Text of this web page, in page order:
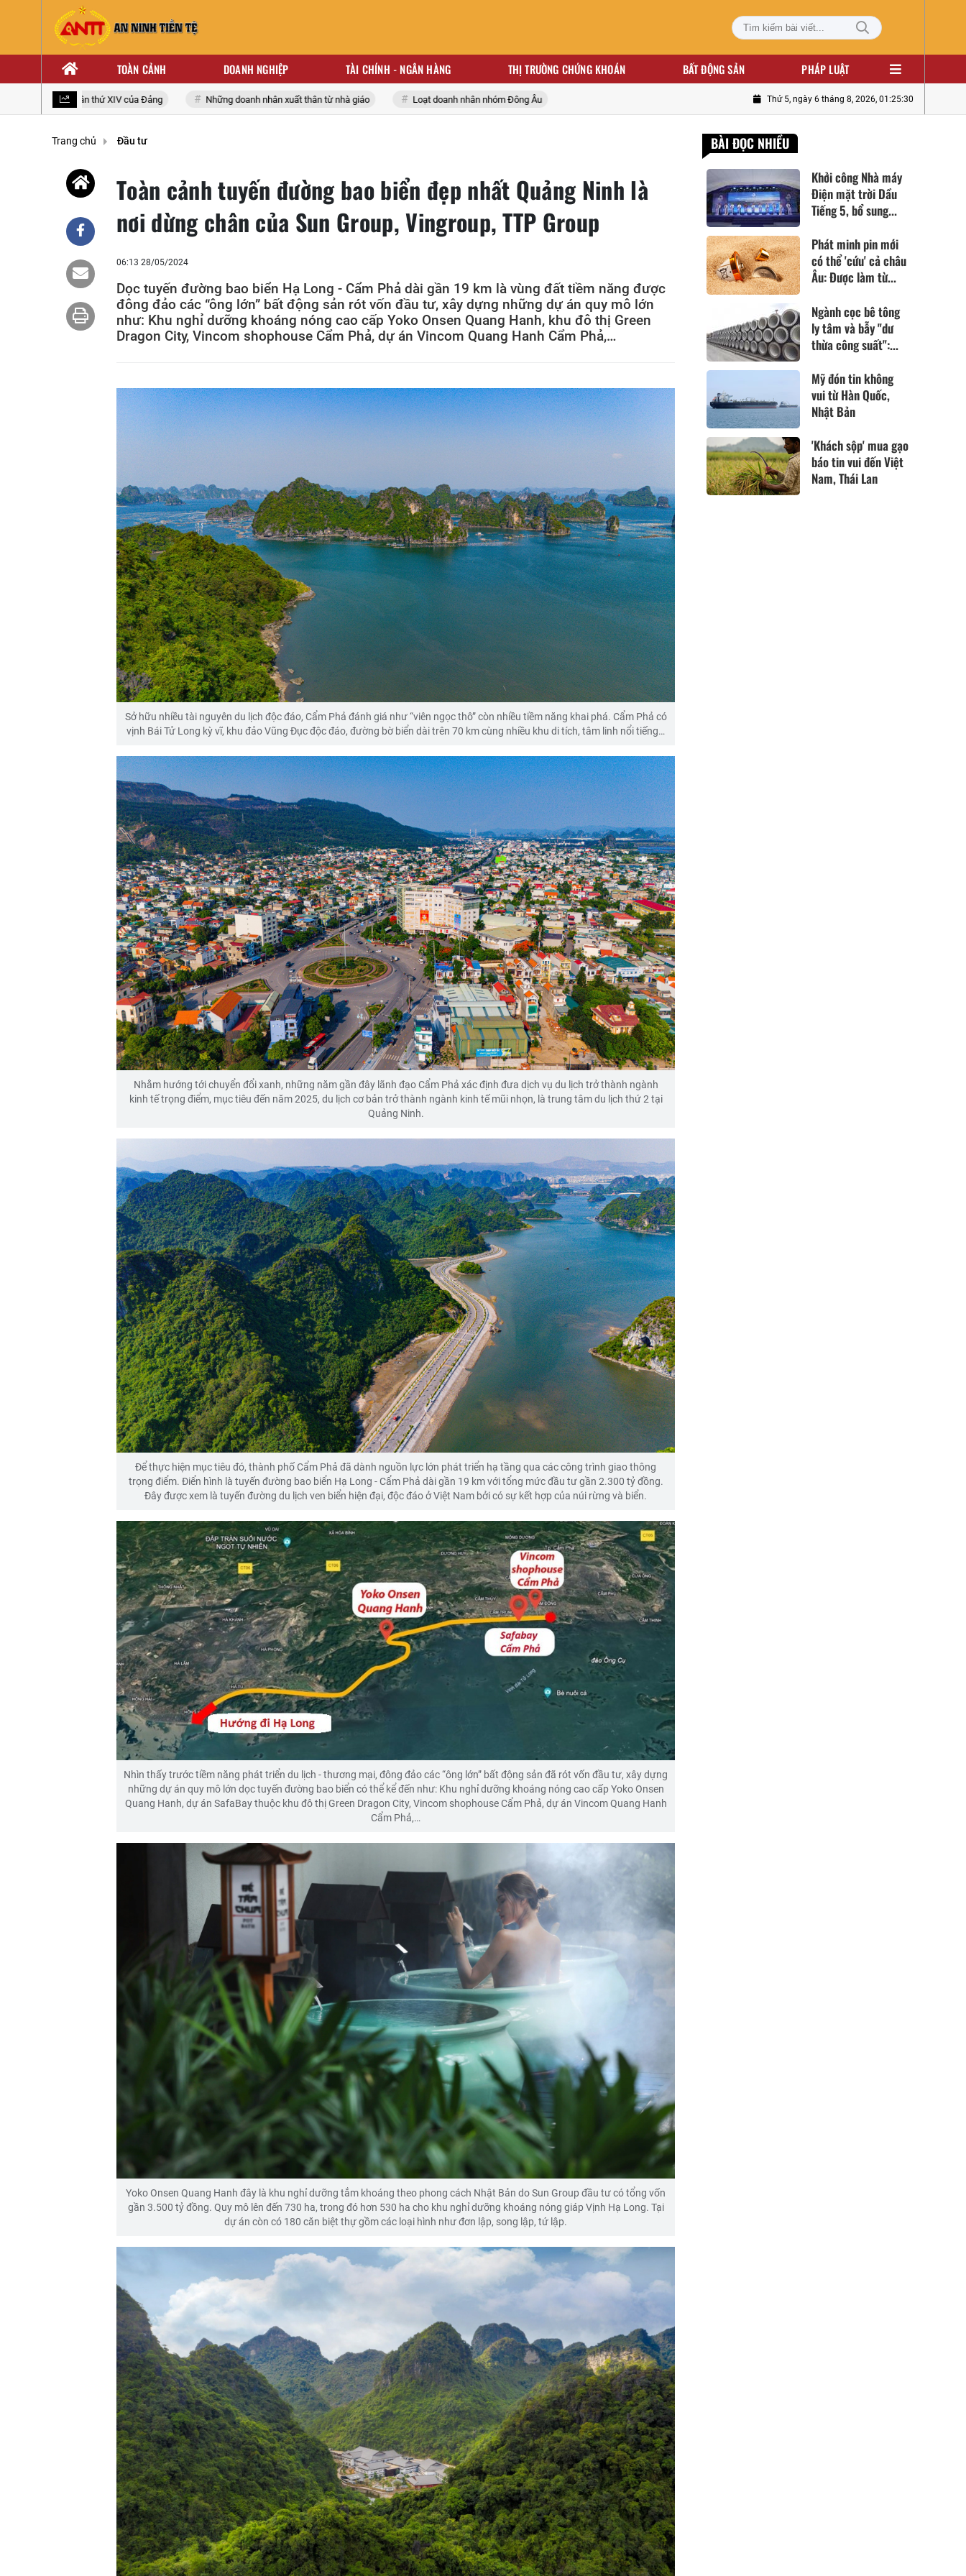
TOÀN CẢNH DOANH NGHIỆP TÀI CHÍNH - NGÂN HÀNG THỊ TRƯỜNG CHỨNG KHOÁN BẤT ĐỘNG SẢN PHÁP LUẬT
quốc lần thứ XIV của Đảng Những doanh nhân xuất thân từ nhà giáo Loạt doanh nhân nhóm Đông Âu Thứ 5, ngày 6 tháng 8, 2026, 01:25:32
Trang chủ Đầu tư
Toàn cảnh tuyến đường bao biển đẹp nhất Quảng Ninh là
nơi dừng chân của Sun Group, Vingroup, TTP Group
06:13 28/05/2024
Dọc tuyến đường bao biển Hạ Long - Cẩm Phả dài gần 19 km là vùng đất tiềm năng được
đông đảo các “ông lớn” bất động sản rót vốn đầu tư, xây dựng những dự án quy mô lớn
như: Khu nghỉ dưỡng khoáng nóng cao cấp Yoko Onsen Quang Hanh, khu đô thị Green
Dragon City, Vincom shophouse Cẩm Phả, dự án Vincom Quang Hanh Cẩm Phả,…
Sở hữu nhiều tài nguyên du lịch độc đáo, Cẩm Phả đánh giá như “viên ngọc thô” còn nhiều tiềm năng khai phá. Cẩm Phả có
vịnh Bái Tử Long kỳ vĩ, khu đảo Vũng Đục độc đáo, đường bờ biển dài trên 70 km cùng nhiều khu di tích, tâm linh nổi tiếng…
Nhằm hướng tới chuyển đổi xanh, những năm gần đây lãnh đạo Cẩm Phả xác định đưa dịch vụ du lịch trở thành ngành
kinh tế trọng điểm, mục tiêu đến năm 2025, du lịch cơ bản trở thành ngành kinh tế mũi nhọn, là trung tâm du lịch thứ 2 tại
Quảng Ninh.
Để thực hiện mục tiêu đó, thành phố Cẩm Phả đã dành nguồn lực lớn phát triển hạ tầng qua các công trình giao thông
trọng điểm. Điển hình là tuyến đường bao biển Hạ Long - Cẩm Phả dài gần 19 km với tổng mức đầu tư gần 2.300 tỷ đồng.
Đây được xem là tuyến đường du lịch ven biển hiện đại, độc đáo ở Việt Nam bởi có sự kết hợp của núi rừng và biển.
Nhìn thấy trước tiềm năng phát triển du lịch - thương mại, đông đảo các “ông lớn” bất động sản đã rót vốn đầu tư, xây dựng
những dự án quy mô lớn dọc tuyến đường bao biển có thể kể đến như: Khu nghỉ dưỡng khoáng nóng cao cấp Yoko Onsen
Quang Hanh, dự án SafaBay thuộc khu đô thị Green Dragon City, Vincom shophouse Cẩm Phả, dự án Vincom Quang Hanh
Cẩm Phả,…
Yoko Onsen Quang Hanh đây là khu nghỉ dưỡng tắm khoáng theo phong cách Nhật Bản do Sun Group đầu tư có tổng vốn
gần 3.500 tỷ đồng. Quy mô lên đến 730 ha, trong đó hơn 530 ha cho khu nghỉ dưỡng khoáng nóng giáp Vịnh Hạ Long. Tại
dự án còn có 180 căn biệt thự gồm các loại hình như đơn lập, song lập, tứ lập.
BÀI ĐỌC NHIỀU
Khởi công Nhà máy
Điện mặt trời Dầu
Tiếng 5, bổ sung...
Phát minh pin mới
có thể 'cứu' cả châu
Âu: Được làm từ...
Ngành cọc bê tông
ly tâm và bẫy "dư
thừa công suất":...
Mỹ đón tin không
vui từ Hàn Quốc,
Nhật Bản
'Khách sộp' mua gạo
báo tin vui đến Việt
Nam, Thái Lan